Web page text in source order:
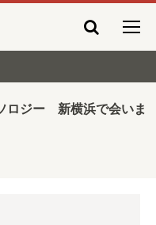
ロジー 新横浜で会いま